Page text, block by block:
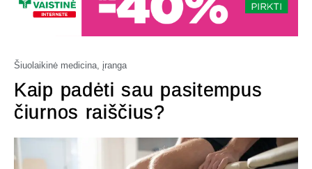
Šiuolaikinė medicina, įranga
Kaip padėti sau pasitempus
čiurnos raiščius?